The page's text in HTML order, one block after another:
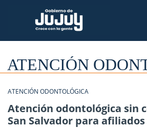
ATENCIÓN
ATENCIÓN ODONTOLÓGICA
Atención odontológica sin
San Salvador para afiliados